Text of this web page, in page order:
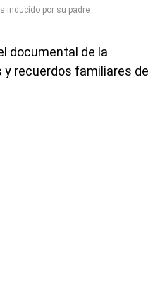
inducido por su padre
documental de la
y recuerdos familiares de